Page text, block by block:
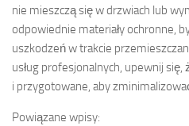
nie mieszczą się w drzwiach lub
odpowiednie materiały ochronne,
uszkodzeń w trakcie
usług profesjonalnych, upewnij
i przygotowane, aby
Powiązane wpisy: